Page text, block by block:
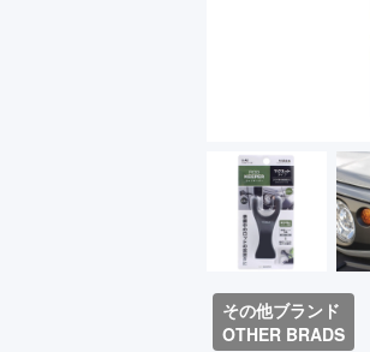
その他ブランド
OTHER BRADS